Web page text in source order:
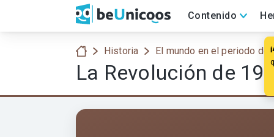
Contenido
Historia El mundo en el periodo
La Revolución de